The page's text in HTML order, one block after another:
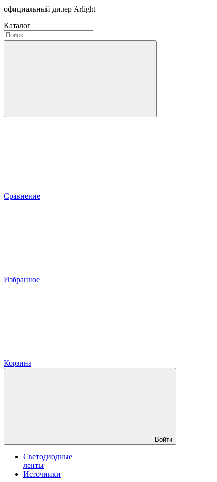
официальный дилер Arlight
Каталог
Сравнение
Избранное
Корзина
Войти
Светодиодные
ленты
Источники